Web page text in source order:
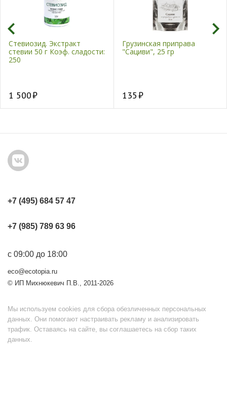
Стевиозид. Экстракт
стевии 50 г Коэф. сладости:
250
1 500
Грузинская приправа
"Сациви", 25 гр
135
+7 (495) 684 57 47
+7 (985) 789 63 96
с 09:00 до 18:00
eco@ecotopia.ru
© ИП Михнюкевич П.В., 2011-2026
Мы используем cookies для сбора обезличенных персональных
данных. Они помогают настраивать рекламу и анализировать
трафик. Оставаясь на сайте, вы соглашаетесь на сбор таких
данных.